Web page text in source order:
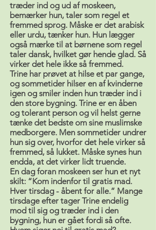
træder ind og ud af moskeen,
bemærker hun, taler som regel et
fremmed sprog. Måske er det arabisk
eller urdu, tænker hun. Hun lægger
også mærke til at børnene som regel
taler dansk, hvilket gør hende glad. Så
virker det hele ikke så fremmed.
Trine har prøvet at hilse et par gange,
og sommetider hilser en af kvinderne
igen og smiler inden hun træder ind i
den store bygning. Trine er en åben
og tolerant person og vil helst gerne
tænke det bedste om sine muslimske
medborgere. Men sommetider undrer
hun sig over, hvorfor det hele virker så
fremmed, så lukket. Måske synes hun
endda, at det virker lidt truende.
En dag foran moskeen ser hun et nyt
skilt: “Kom indenfor til gratis mad.
Hver tirsdag - åbent for alle.” Mange
tirsdage efter tager Trine endelig
mod til sig og træder ind i den
bygning, hun er gået fordi så ofte.